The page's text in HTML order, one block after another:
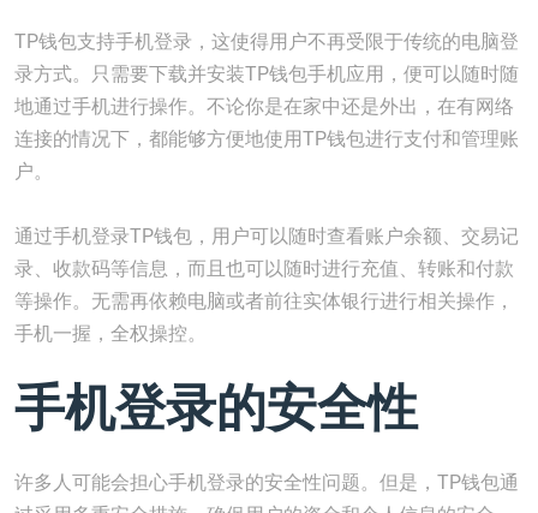
TP钱包支持手机登录，这使得用户不再受限于传统的电脑登
录方式。只需要下载并安装TP钱包手机应用，便可以随时随
地通过手机进行操作。不论你是在家中还是外出，在有网络
连接的情况下，都能够方便地使用TP钱包进行支付和管理账
户。
通过手机登录TP钱包，用户可以随时查看账户余额、交易记
录、收款码等信息，而且也可以随时进行充值、转账和付款
等操作。无需再依赖电脑或者前往实体银行进行相关操作，
手机一握，全权操控。
手机登录的安全性
许多人可能会担心手机登录的安全性问题。但是，TP钱包通